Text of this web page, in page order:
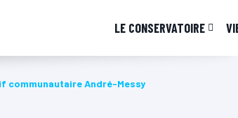
LE CONSERVATOIRE
communautaire André-Messy